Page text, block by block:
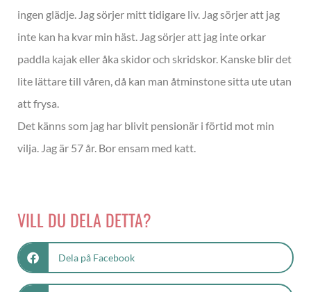
ingen glädje. Jag sörjer mitt tidigare liv. Jag sörjer att jag
inte kan ha kvar min häst. Jag sörjer att jag inte orkar
paddla kajak eller åka skidor och skridskor. Kanske blir det
lite lättare till våren, då kan man åtminstone sitta ute utan
att frysa.
Det känns som jag har blivit pensionär i förtid mot min
vilja. Jag är 57 år. Bor ensam med katt.
VILL DU DELA DETTA?
Dela på Facebook